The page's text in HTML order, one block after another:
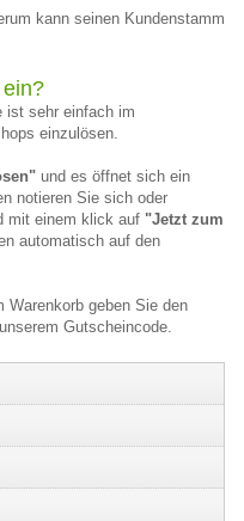
kann seinen Kundenstamm
ist sehr einfach im
einzulösen.
und es öffnet sich ein
notieren Sie sich oder
mit einem klick auf "Jetzt zum
automatisch auf den
Warenkorb geben Sie den
Gutscheincode.